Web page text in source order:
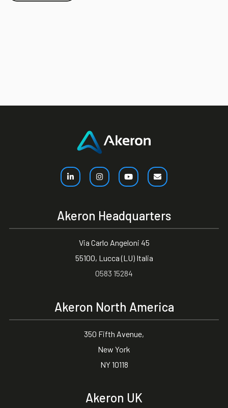
Akeron Headquarters
Via Carlo Angeloni 45
55100, Lucca (LU) Italia
0583 15284
Akeron North America
350 Fifth Avenue,
New York
NY 10118
Akeron UK